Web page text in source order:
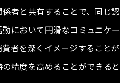
者と共有することで、同じ認
において円滑なコミュニケー
者を深くイメージすることが
精度を高めることができると